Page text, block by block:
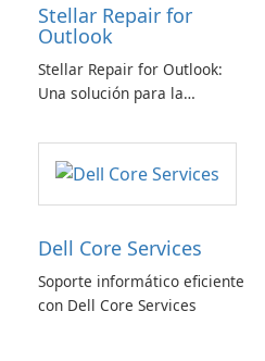
Stellar Repair for
Outlook
Stellar Repair for Outlook:
Una solución para la
electrónico
Dell Core Services
Soporte informático eficiente
con Dell Core Services